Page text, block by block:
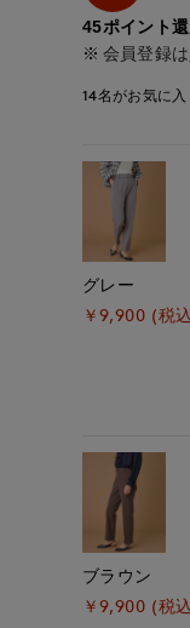
モ
45ポイント
会員登録は
14名がお気に
グレー
￥9,900 (税
ブラウン
￥9,900 (税